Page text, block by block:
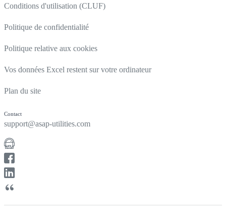
Conditions d'utilisation (CLUF)
Politique de confidentialité
Politique relative aux cookies
Vos données Excel restent sur votre ordinateur
Plan du site
Contact
support@asap-utilities.com